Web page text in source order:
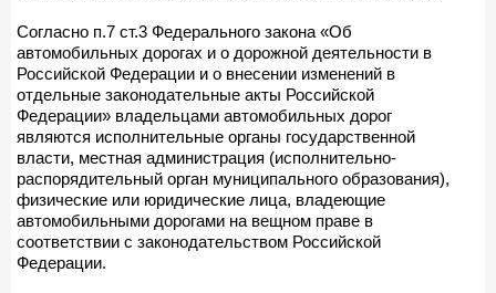
Согласно п.7 ст.3 Федерального закона «Об
автомобильных дорогах и о дорожной деятельности в
Российской Федерации и о внесении изменений в
отдельные законодательные акты Российской
Федерации» владельцами автомобильных дорог
являются исполнительные органы государственной
власти, местная администрация (исполнительно-
распорядительный орган муниципального образования),
физические или юридические лица, владеющие
автомобильными дорогами на вещном праве в
соответствии с законодательством Российской
Федерации.